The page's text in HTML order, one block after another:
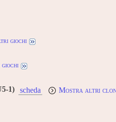
giochi
1) scheda Mostra altri